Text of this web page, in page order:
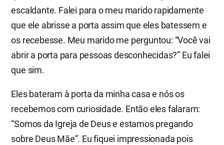
escaldante. Falei para o meu marido rapidamente
que ele abrisse a porta assim que eles batessem e
os recebesse. Meu marido me perguntou: “Você vai
abrir a porta para pessoas desconhecidas?” Eu falei
que sim.
Eles bateram à porta da minha casa e nós os
recebemos com curiosidade. Então eles falaram:
“Somos da Igreja de Deus e estamos pregando
sobre Deus Mãe”. Eu fiquei impressionada pois